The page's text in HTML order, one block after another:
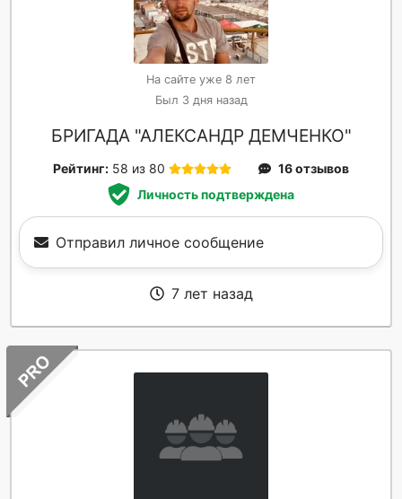
На сайте уже 8 лет
Был 3 дня назад
БРИГАДА "АЛЕКСАНДР ДЕМЧЕНКО"
Рейтинг: 58 из 80
16 отзывов
Личность подтверждена
Отправил личное сообщение
7 лет назад